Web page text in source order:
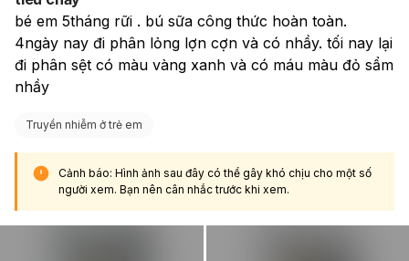
sốt cao đến giờ, e lo lắng
bé em 5tháng rữi . bú sữa công thức hoàn toàn.
4ngày nay đi phân lỏng lợn cợn và có nhầy. tối nay lại
đi phân sệt có màu vàng xanh và có máu màu đỏ sẩm
nhầy
Truyền nhiễm ở trẻ em
Cảnh báo: Hình ảnh sau đây có thể gây khó chịu cho một số
người xem. Bạn nên cân nhắc trước khi xem.